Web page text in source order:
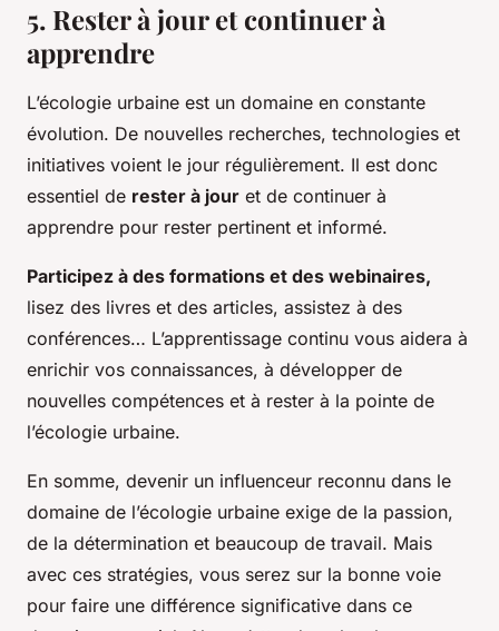
5. Rester à jour et continuer à
apprendre
L’écologie urbaine est un domaine en constante
évolution. De nouvelles recherches, technologies et
initiatives voient le jour régulièrement. Il est donc
essentiel de rester à jour et de continuer à
apprendre pour rester pertinent et informé.
Participez à des formations et des webinaires,
lisez des livres et des articles, assistez à des
conférences… L’apprentissage continu vous aidera à
enrichir vos connaissances, à développer de
nouvelles compétences et à rester à la pointe de
l’écologie urbaine.
En somme, devenir un influenceur reconnu dans le
domaine de l’écologie urbaine exige de la passion,
de la détermination et beaucoup de travail. Mais
avec ces stratégies, vous serez sur la bonne voie
pour faire une différence significative dans ce